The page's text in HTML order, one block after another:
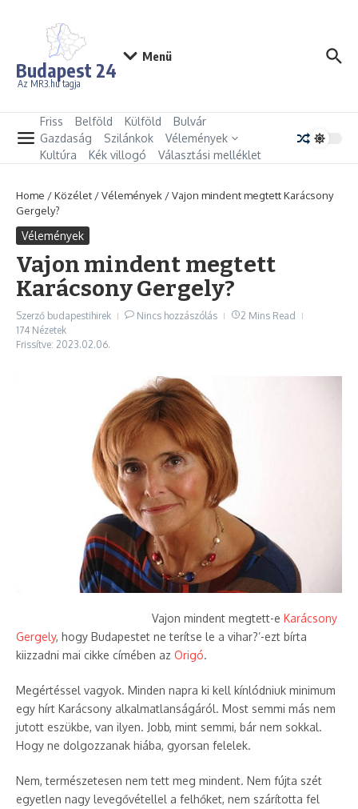
Budapest 24
Az MR3.hu tagja
Menü
Friss Belföld Külföld
Bulvár
Gazdaság
Szilánkok
Vélemények
Kultúra
Kék villogó Választási melléklet
Home /Közélet /Vélemények /Vajon mindent megtett Karácsony
Gergely?
Vélemények
Vajon mindent megtett
Karácsony Gergely?
Szerző budapestihirek Nincs hozzászólás
2 Mins Read
174 Nézetek
Frissítve: 2023.02.06.
Vajon mindent megtett-e Karácsony
Gergely, hogy Budapestet ne terítse le a vihar?’-ezt bírta
kiizzadni mai cikke címében az Origó.
Megértéssel vagyok. Minden napra ki kell kínlódniuk minimum
egy hírt Karácsony alkalmatlanságáról. Most semmi más nem
jutott eszükbe, van ilyen. Jobb, mint semmi, bár nem sokkal.
Hogy ne dolgozzanak hiába, gyorsan felelek.
Nem, természetesen nem tett meg mindent. Nem fújta szét
egyetlen nagy levegővétellel a felhőket, nem szárította fel